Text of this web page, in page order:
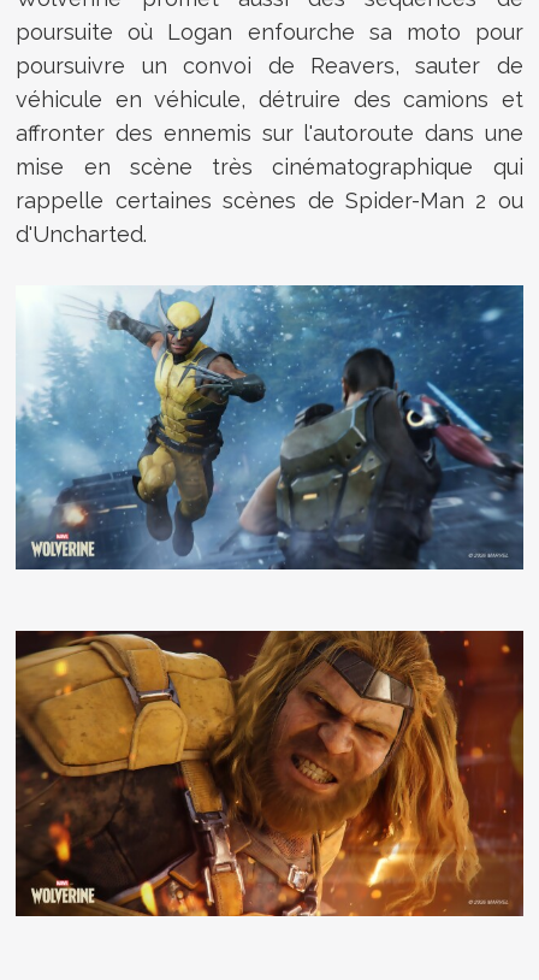
poursuite où Logan enfourche sa moto pour
poursuivre un convoi de Reavers, sauter de
véhicule en véhicule, détruire des camions et
affronter des ennemis sur l'autoroute dans une
mise en scène très cinématographique qui
rappelle certaines scènes de Spider-Man 2 ou
d'Uncharted.